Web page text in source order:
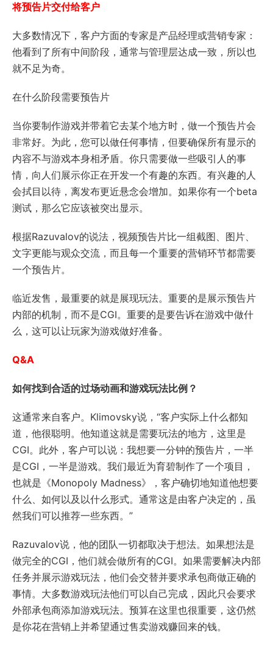
将预告片交付给客户
大多数情况下，客户方面的专家是产品经理或营销专家：
他看到了所有中间阶段，通常与管理层达成一致，所以也
就不足为奇。
在什么阶段需要预告片
当你要制作游戏并带着它去某个地方时，做一个预告片会
非常好。为此，您可以做任何事情，但要确保所有显示的
内容不与游戏本身相矛盾。你只需要做一些吸引人的事
情，向人们展示你正在开发一个有趣的东西。有兴趣的人
会拭目以待，离发布更近悬念会增加。如果你有一个beta
测试，那么它应该被突出显示。
根据Razuvalov的说法，视频预告片比一组截图、图片、
文字更能与观众交流，而且每一个重要的营销环节都需要
一个预告片。
临近发售，最重要的就是展现玩法。重要的是展示预告片
内部的机制，而不是CGI。重要的是要告诉在游戏中做什
么，这可以让玩家为游戏做好准备。
Q&A
如何找到合适的过场动画和游戏玩法比例？
这通常来自客户。Klimovsky说，“客户实际上什么都知
道，他很聪明。他知道这就是需要玩法的地方，这里是
CGI。此外，客户可以说：我想要一分钟的预告片，一半
是CGI，一半是游戏。我们最近为育碧制作了一个项目，
也就是《Monopoly Madness》，客户确切地知道他想要
什么、如何以及以什么形式。通常这是由客户决定的，虽
然我们可以推荐一些东西。”
Razuvalov说，他的团队一切都取决于想法。如果想法是
做完全的CGI，他们就会做所有的CGI。如果需要解决内部
任务并展示游戏玩法，他们会交替并要求承包商做正确的
事情。大多数游戏玩法他们可以自己完成，因此只会要求
外部承包商添加游戏玩法。预算在这里也很重要，这仍然
是你花在营销上并希望通过售卖游戏赚回来的钱。